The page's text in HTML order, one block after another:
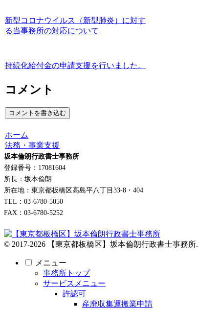
新型コロナウイルス（新型肺炎）に対す
る当事務所の対応について
持続化給付金の申請支援を行いました。
コメント
コメントを書き込む
ホーム
法務・事業支援
坂本倫朗行政書士事務所
登録番号：17081604
所長：坂本倫朗
所在地：東京都板橋区高島平八丁目33-8・404
TEL：03-6780-5050
FAX：03-6780-5252
© 2017-2026 【東京都板橋区】坂本倫朗行政書士事務所.
メニュー
事務所トップ
サービスメニュー
許認可
産廃収集運搬業申請